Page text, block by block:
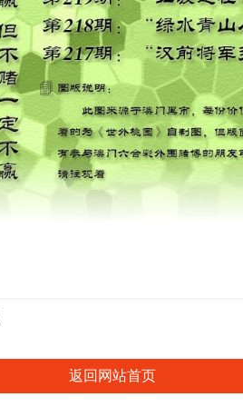
返回网站首页